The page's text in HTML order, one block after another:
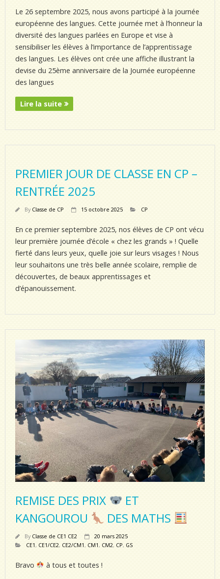
Le 26 septembre 2025, nous avons participé à la journée
européenne des langues. Cette journée met à l’honneur la
diversité des langues parlées en Europe et vise à
sensibiliser les élèves à l’importance de l’apprentissage
des langues. Les élèves ont crée une affiche illustrant la
devise du 25ème anniversaire de la Journée européenne
des langues
Lire la suite
PREMIER JOUR DE CLASSE EN CP –
RENTRÉE 2025
By Classe de CP 15 octobre 2025 CP
En ce premier septembre 2025, nos élèves de CP ont vécu
leur première journée d’école « chez les grands » ! Quelle
fierté dans leurs yeux, quelle joie sur leurs visages ! Nous
leur souhaitons une très belle année scolaire, remplie de
découvertes, de beaux apprentissages et
d’épanouissement.
REMISE DES PRIX
ET
KANGOUROU
DES MATHS
By Classe de CE1 CE2
20 mars 2025
CE1 , CE1/CE2, CE2/CM1 , CM1 , CM2, CP, GS
Bravo à tous et toutes !